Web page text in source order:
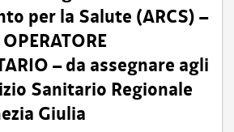
per la Salute (ARCS) –
– da assegnare agli
Sanitario Regionale
Giulia